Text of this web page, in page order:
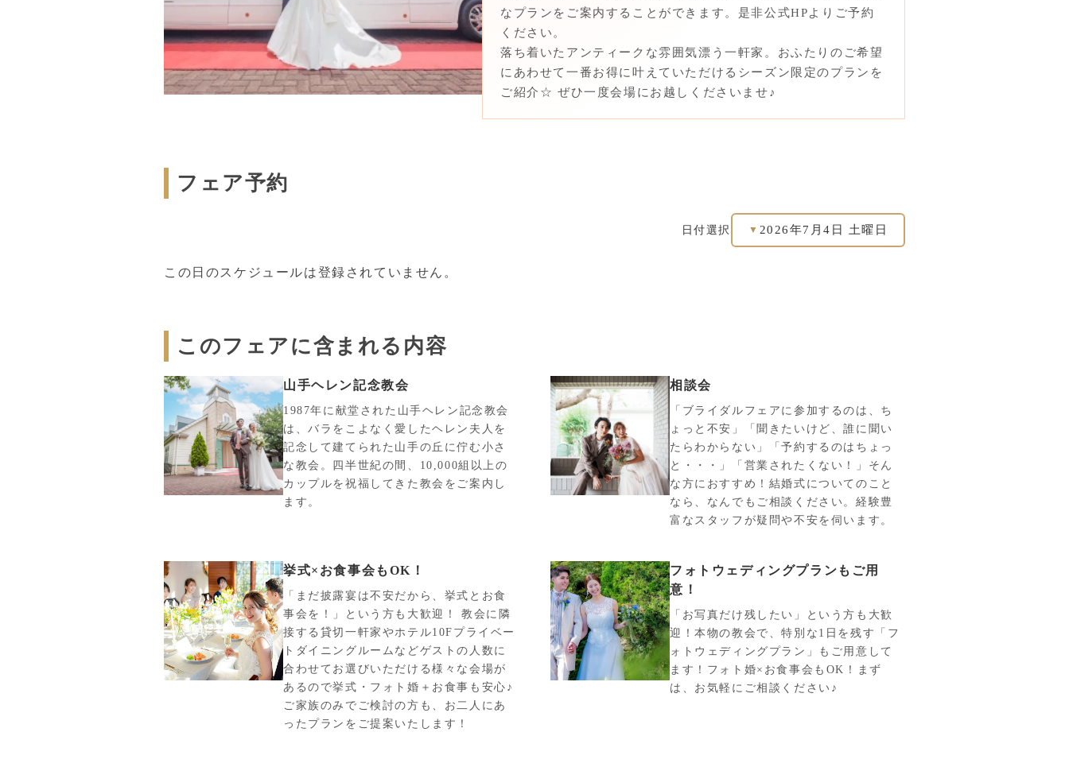
なプランをご案内することができます。是非公式HPよりご予約
ください。
落ち着いたアンティークな雰囲気漂う一軒家。おふたりのご希望
にあわせて一番お得に叶えていただけるシーズン限定のプランを
ご紹介☆ ぜひ一度会場にお越しくださいませ♪
フェア予約
日付選択 ▼ 2026年7月4日 土曜日
この日のスケジュールは登録されていません。
このフェアに含まれる内容
山手ヘレン記念教会
1987年に献堂された山手ヘレン記念教会
は、バラをこよなく愛したヘレン夫人を
記念して建てられた山手の丘に佇む小さ
な教会。四半世紀の間、10,000組以上の
カップルを祝福してきた教会をご案内し
ます。
相談会
「ブライダルフェアに参加するのは、ち
ょっと不安」「聞きたいけど、誰に聞い
たらわからない」「予約するのはちょっ
と・・・」「営業されたくない！」そん
な方におすすめ！結婚式についてのこと
なら、なんでもご相談ください。経験豊
富なスタッフが疑問や不安を伺います。
挙式×お食事会もOK！
「まだ披露宴は不安だから、挙式とお食
事会を！」という方も大歓迎！ 教会に隣
接する貸切一軒家やホテル10Fプライベー
トダイニングルームなどゲストの人数に
合わせてお選びいただける様々な会場が
あるので挙式・フォト婚＋お食事も安心♪
ご家族のみでご検討の方も、お二人にあ
ったプランをご提案いたします！
フォトウェディングプランもご用
意！
「お写真だけ残したい」という方も大歓
迎！本物の教会で、特別な1日を残す「フ
ォトウェディングプラン」もご用意して
ます！フォト婚×お食事会もOK！まず
は、お気軽にご相談ください♪